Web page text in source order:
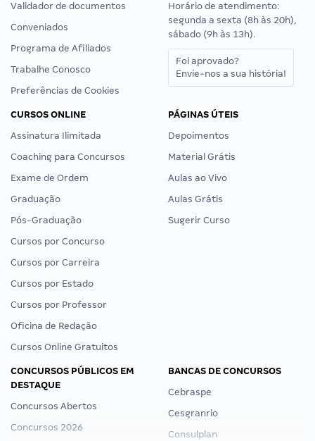
Validador de documentos
Conveniados
Programa de Afiliados
Trabalhe Conosco
Preferências de Cookies
Horário de atendimento:
segunda a sexta (8h às 20h),
sábado (9h às 13h).
Foi aprovado?
Envie-nos a sua história!
CURSOS ONLINE
Assinatura Ilimitada
Coaching para Concursos
Exame de Ordem
Graduação
Pós-Graduação
Cursos por Concurso
Cursos por Carreira
Cursos por Estado
Cursos por Professor
Oficina de Redação
Cursos Online Gratuitos
PÁGINAS ÚTEIS
Depoimentos
Material Grátis
Aulas ao Vivo
Aulas Grátis
Sugerir Curso
CONCURSOS PÚBLICOS EM
DESTAQUE
Concursos Abertos
Concursos 2026
BANCAS DE CONCURSOS
Cebraspe
Cesgranrio
Consulplan